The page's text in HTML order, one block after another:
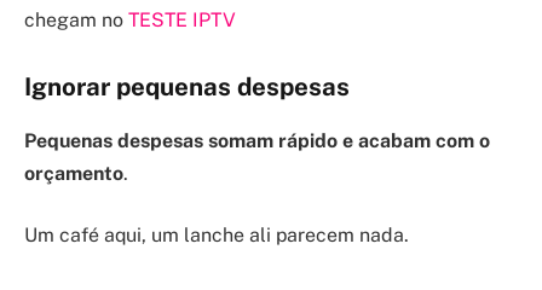
chegam no TESTE IPTV
Ignorar pequenas despesas
Pequenas despesas somam rápido e acabam com o
orçamento.
Um café aqui, um lanche ali parecem nada.